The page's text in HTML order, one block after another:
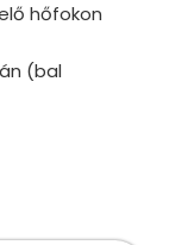
hőfokon
(bal